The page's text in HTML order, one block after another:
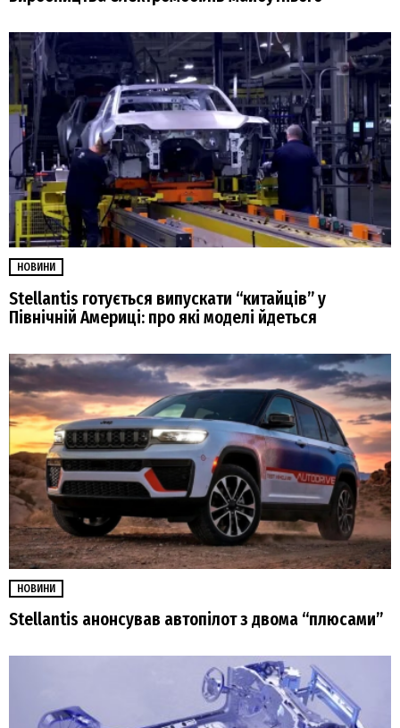
НОВИНИ
Stellantis готується випускати “китайців” у
Північній Америці: про які моделі йдеться
НОВИНИ
Stellantis анонсував автопілот з двома “плюсами”